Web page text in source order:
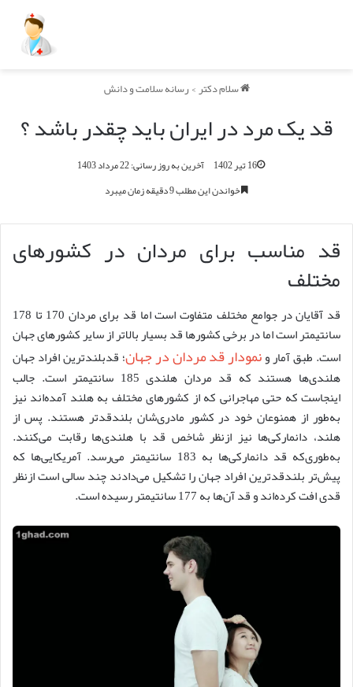
سلام دکتر>رسانه سلامت و دانش
قد یک مرد در ایران باید چقدر باشد ؟
16 تیر 1402
آخرین به روز رسانی: 22 مرداد 1403
خواندن این مطلب 9 دقیقه زمان میبرد
قد مناسب برای مردان در کشورهای
مختلف
قد آقایان در جوامع مختلف متفاوت است اما قد برای مردان 170 تا 178
سانتیمتر است اما در برخی کشورها قد بسیار بالاتر از سایر کشورهای جهان
است. طبق آمار ونمودار قد مردان در جهان؛ قدبلندترین افراد جهان
هلندی‌ها هستند که قد مردان هلندی 185 سانتیمتر است. جالب
اینجاست که حتی مهاجرانی که از کشورهای مختلف به هلند آمده‌اند نیز
به‌طور از همنوعان خود در کشور مادری‌شان بلندقدتر هستند. پس از
هلند، دانمارکی‌ها نیز ازنظر شاخص قد با هلندی‌ها رقابت می‌کنند.
به‌طوری‌که قد دانمارکی‌ها به 183 سانتیمتر می‌رسد. آمریکایی‌ها که
پیش‌تر بلندقدترین افراد جهان را تشکیل می‌دادند چند سالی است ازنظر
قدی افت کرده‌اند و قد آن‌ها به 177 سانتیمتر رسیده است.